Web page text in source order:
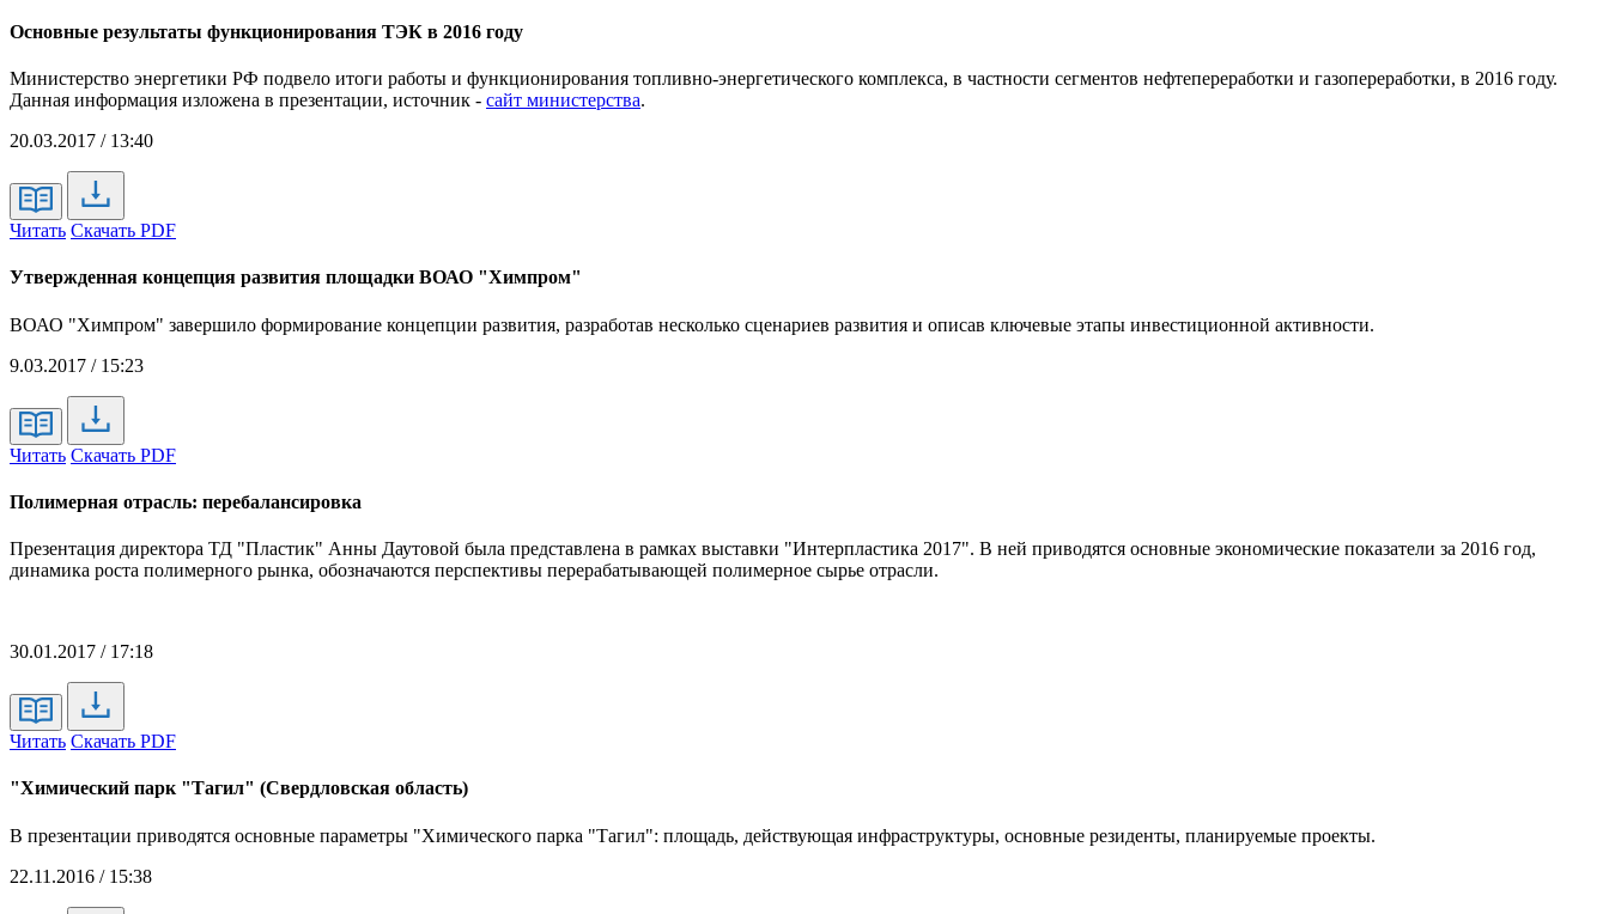
Основные результаты функционирования ТЭК в 2016 году
Министерство энергетики РФ подвело итоги работы и функционирования топливно-энергетического комплекса, в частности сегментов нефтепереработки и газопереработки, в 2016 году.
Данная информация изложена в презентации, источник - сайт министерства.
20.03.2017 / 13:40
Читать Скачать PDF
Утвержденная концепция развития площадки ВОАО "Химпром"
ВОАО "Химпром" завершило формирование концепции развития, разработав несколько сценариев развития и описав ключевые этапы инвестиционной активности.
9.03.2017 / 15:23
Читать Скачать PDF
Полимерная отрасль: перебалансировка
Презентация директора ТД "Пластик" Анны Даутовой была представлена в рамках выставки "Интерпластика 2017". В ней приводятся основные экономические показатели за 2016 год,
динамика роста полимерного рынка, обозначаются перспективы перерабатывающей полимерное сырье отрасли.
30.01.2017 / 17:18
Читать Скачать PDF
"Химический парк "Тагил" (Свердловская область)
В презентации приводятся основные параметры "Химического парка "Тагил": площадь, действующая инфраструктуры, основные резиденты, планируемые проекты.
22.11.2016 / 15:38